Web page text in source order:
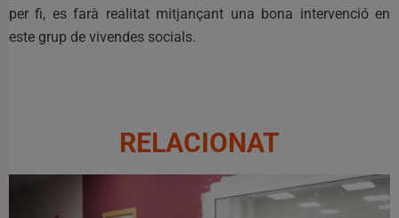
per fi, es farà realitat mitjançant una bona intervenció en
este grup de vivendes socials.
RELACIONAT